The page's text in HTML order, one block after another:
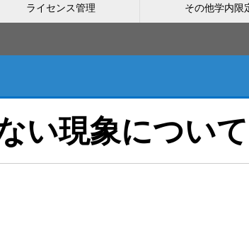
ライセンス管理 その他学内限
い現象について